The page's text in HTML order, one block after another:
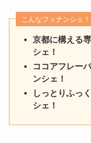
こんなフィナンシェ！
京都に構える
シェ！
ココアフレー
ンシェ！
しっとりふっ
シェ！